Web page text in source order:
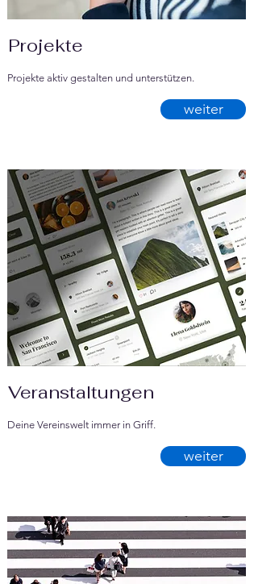
Projekte aktiv gestalten und unterstützen.
Projekte
weiter
Deine Vereinswelt immer in Griff.
Veranstaltungen
weiter